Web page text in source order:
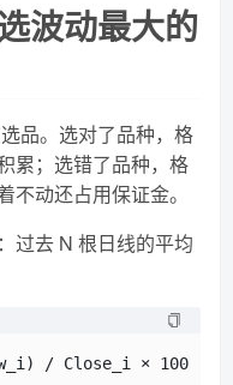
波动最大的
品。选对了品种，格
累；选错了品种，格
动还占用保证金。
过去 N 根日线的平均